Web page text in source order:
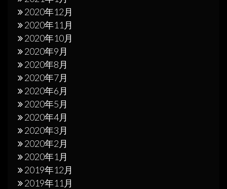
2020年12月
2020年11月
2020年10月
2020年9月
2020年8月
2020年7月
2020年6月
2020年5月
2020年4月
2020年3月
2020年2月
2020年1月
2019年12月
2019年11月